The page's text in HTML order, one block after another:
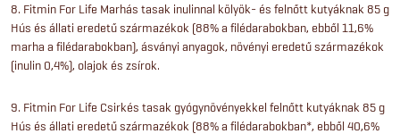
8. Fitmin For Life Marhás tasak inulinnal kölyök- és felnőtt kutyáknak 85 g
Hús és állati eredetű származékok (88% a filédarabokban, ebből 11,6%
marha a filédarabokban), ásványi anyagok, növényi eredetű származékok
(inulin 0,4%), olajok és zsírok.
9. Fitmin For Life Csirkés tasak gyógynövényekkel felnőtt kutyáknak 85 g
Hús és állati eredetű származékok (88% a filédarabokban*, ebből 40,6%